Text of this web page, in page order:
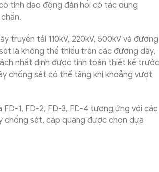
tính dao động đàn hồi có tác dụng
truyền tải 110kV, 220kV, 500kV và đường
là không thể thiếu trên các đường dây,
nhất định được tính toán thiết kế trước
chống sét có thể tăng khi khoảng vượt
1, FD-2, FD-3, FD-4 tương ứng với các
chống sét, cáp quang được chọn dựa